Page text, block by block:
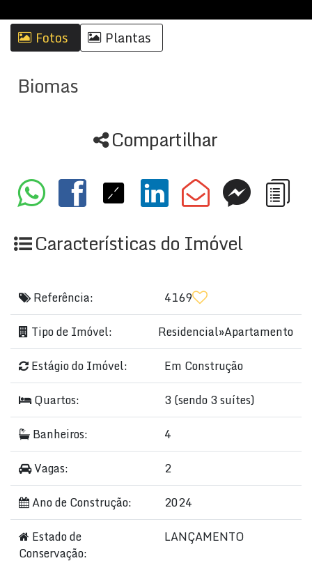
Fotos Plantas
Biomas
Compartilhar
Características do Imóvel
Referência:
4169
Tipo de Imóvel:
Residencial»Apartamento
Estágio do Imóvel:
Em Construção
Quartos:
3 (sendo 3 suítes)
Banheiros:
4
Vagas:
2
Ano de Construção:
2024
Estado de
Conservação:
LANÇAMENTO